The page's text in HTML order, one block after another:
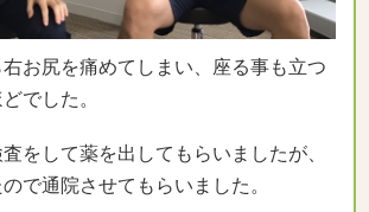
お尻を痛めてしまい、座る事も立つ
でした。
をして薬を出してもらいましたが、
で通院させてもらいました。